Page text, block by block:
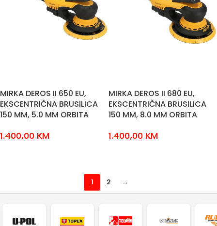
MIRKA DEROS II 650 EU,
EKSCENTRIČNA BRUSILICA
150 MM, 5.0 MM ORBITA
1.400,00 KM
MIRKA DEROS II 680 EU,
EKSCENTRIČNA BRUSILICA
150 MM, 8.0 MM ORBITA
1.400,00 KM
1 2 →